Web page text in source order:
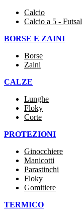
Calcio
Calcio a 5 - Futsal
BORSE E ZAINI
Borse
Zaini
CALZE
Lunghe
Floky
Corte
PROTEZIONI
Ginocchiere
Manicotti
Parastinchi
Floky
Gomitiere
TERMICO